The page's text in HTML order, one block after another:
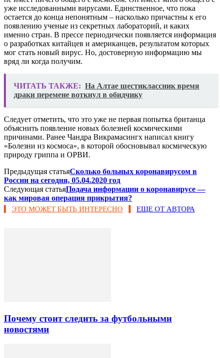
уже исследованными вирусами. Единственное, что пока
остается до конца непонятным – насколько причастны к его
появлению ученые из секретных лабораторий, и каких
именно стран. В прессе периодически появляется информация
о разработках китайцев и американцев, результатом которых
мог стать новый вирус. Но, достоверную информацию мы
вряд ли когда получим.
ЧИТАТЬ ТАКЖЕ: На Алтае шестиклассник время
драки перемене воткнул в обидчику
Следует отметить, что это уже не первая попытка британца
объяснить появление новых болезней космическими
причинами. Ранее Чандра Викрамасингх написал книгу
«Болезни из космоса», в которой обосновывал космическую
природу гриппа и ОРВИ.
Предыдущая статьяСколько больных коронавирусом в
России на сегодня, 05.04.2020 год
Следующая статьяПодача информации о коронавирусе —
как мировая операция прикрытия?
ЭТО МОЖЕТ БЫТЬ ИНТЕРЕСНО ЕЩЕ ОТ АВТОРА
Почему стоит следить за футбольными
новостями